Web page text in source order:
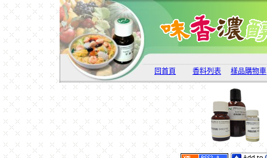
回首頁 香料列表 樣品購物車